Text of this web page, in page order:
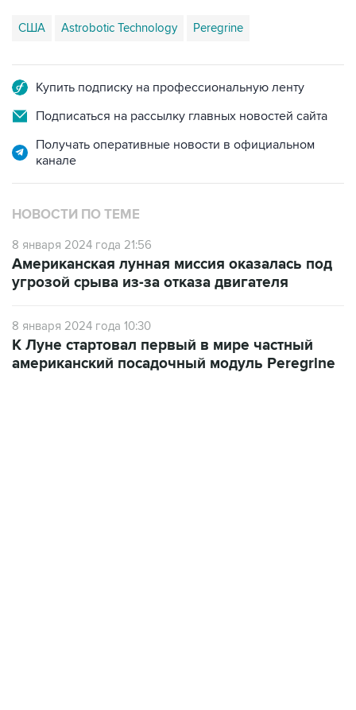
США Astrobotic Technology Peregrine
Купить подписку на профессиональную ленту
Подписаться на рассылку главных новостей сайта
Получать оперативные новости в официальном
канале
НОВОСТИ ПО ТЕМЕ
8 января 2024 года 21:56
Американская лунная миссия оказалась под
угрозой срыва из-за отказа двигателя
8 января 2024 года 10:30
К Луне стартовал первый в мире частный
американский посадочный модуль Peregrine